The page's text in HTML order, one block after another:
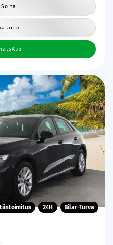
Soita
auto
24H Bilar-Turva